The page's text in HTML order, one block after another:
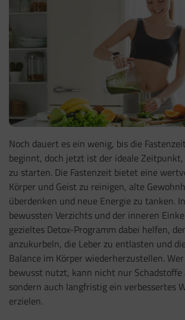
Noch dauert es ein wenig, bis die
beginnt, doch jetzt ist der ideale
zu starten. Die Fastenzeit bietet eine
Körper und Geist zu reinigen, alte
überdenken und neue Energie zu tanken.
bewussten Verzichts und der inneren
gezieltes Detox-Programm dabei helfen,
anzukurbeln, die Leber zu entlasten und
Balance im Körper wiederherzustellen.
bewusst nutzt, kann nicht nur Schadstoffe
sondern auch langfristig ein verbessertes
erzielen.